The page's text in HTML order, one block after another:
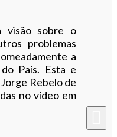
visão sobre o
problemas
a
País. Esta e
Rebelo de
no vídeo em